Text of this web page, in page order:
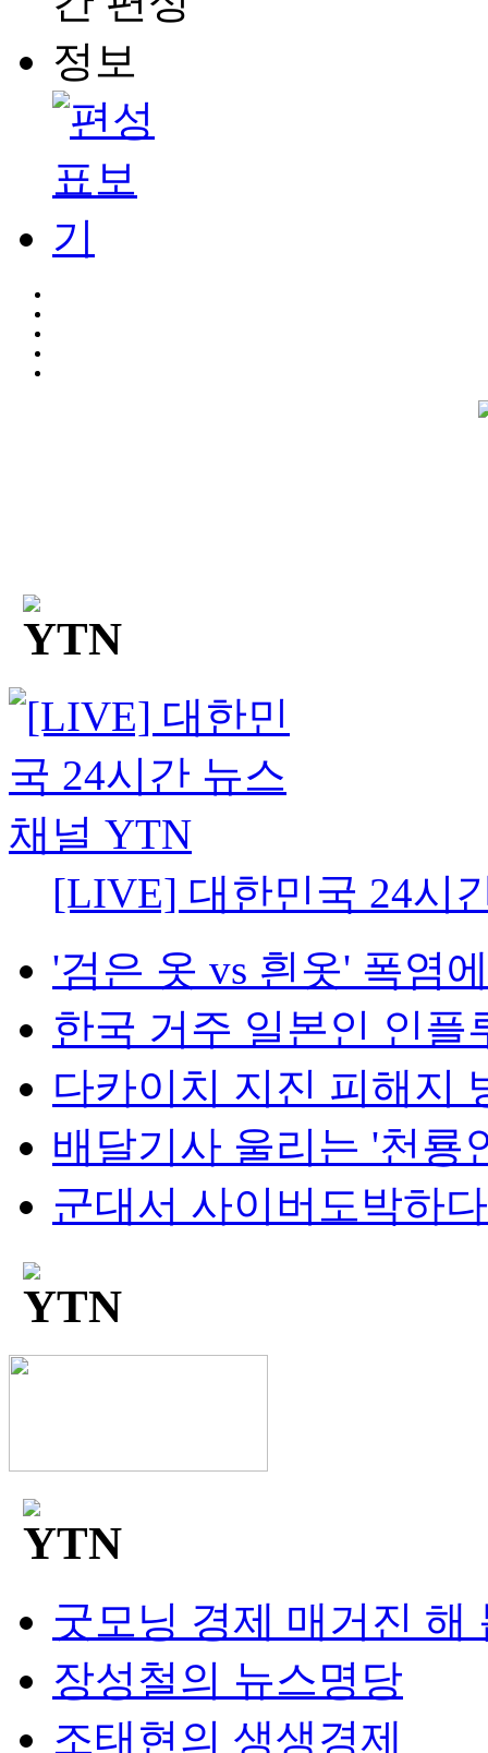
[LIVE] 대한민국 24시
'검은 옷 vs 흰옷' 폭염
한국 거주 일본인 인플
다카이치 지진 피해지
배달기사 울리는 '천룡
군대서 사이버도박하
굿모닝 경제 매거진 해
장성철의 뉴스명당
조태현의 생생경제